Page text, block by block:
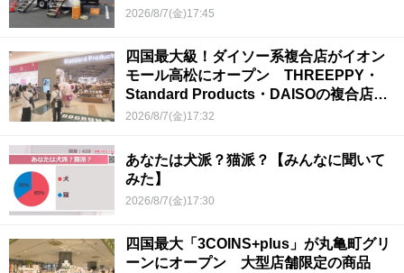
2026/8/7(金)17:45
四国最大級！ダイソー系複合店がイオン
モール高松にオープン THREEPPY・
Standard Products・DAISOの複合店は
香川県初
2026/8/7(金)17:32
あなたは犬派？猫派？【みんなに聞いて
みた】
2026/8/7(金)17:30
四国最大「3COINS+plus」が丸亀町グリ
ーンにオープン 大型店舗限定の商品